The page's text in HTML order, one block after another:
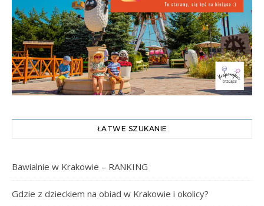
ŁATWE SZUKANIE
Bawialnie w Krakowie – RANKING
Gdzie z dzieckiem na obiad w Krakowie i okolicy?